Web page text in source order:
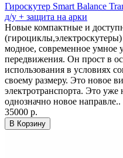
Гироскутер Smart Balance
д/у + защита на арки
Новые компактные и
модное, современное умное
передвижения. Он прост в
использования в условиях
своему размеру. Это новое
электротранспорта. Это уже
однозначно новое направле..
35000 р.
В Корзину